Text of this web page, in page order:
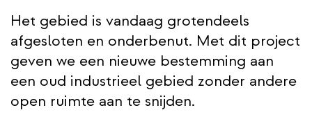
Het gebied is vandaag grotendeels
afgesloten en onderbenut. Met dit project
geven we een nieuwe bestemming aan
een oud industrieel gebied zonder andere
open ruimte aan te snijden.